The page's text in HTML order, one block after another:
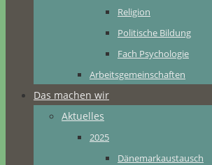
Religion
Politische Bildung
Fach Psychologie
Arbeitsgemeinschaften
Das machen wir
Aktuelles
2025
Dänemarkaustausch